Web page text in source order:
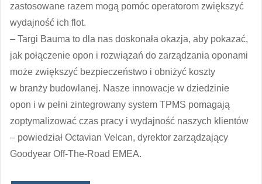
zastosowane razem mogą pomóc operatorom zwiększyć
wydajność ich flot.
– Targi Bauma to dla nas doskonała okazja, aby pokazać,
jak połączenie opon i rozwiązań do zarządzania oponami
może zwiększyć bezpieczeństwo i obniżyć koszty
w branży budowlanej. Nasze innowacje w dziedzinie
opon i w pełni zintegrowany system TPMS pomagają
zoptymalizować czas pracy i wydajność naszych klientów
– powiedział Octavian Velcan, dyrektor zarządzający
Goodyear Off-The-Road EMEA.